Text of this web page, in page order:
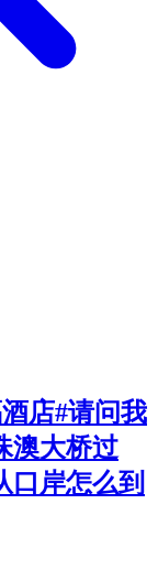
店#请问我
澳大桥过
口岸怎么到